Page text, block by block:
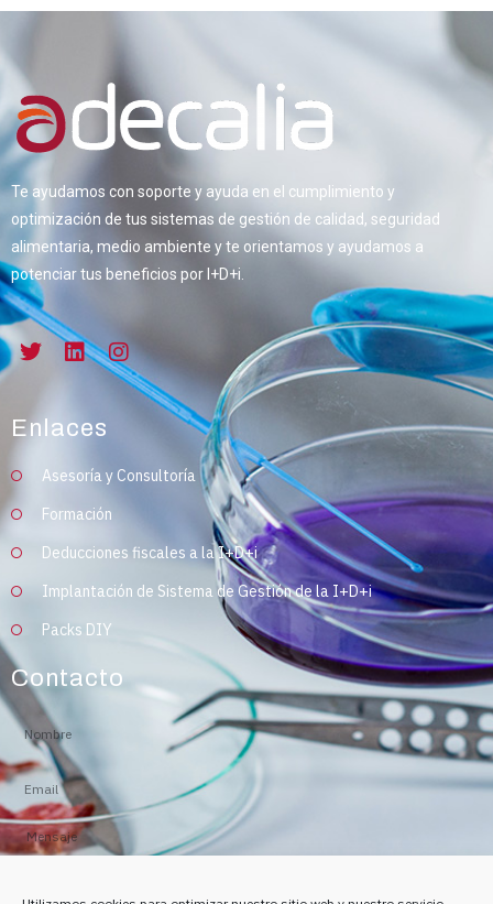
Te ayudamos con soporte y ayuda en el cumplimiento y
optimización de tus sistemas de gestión de calidad, seguridad
alimentaria, medio ambiente y te orientamos y ayudamos a
potenciar tus beneficios por I+D+i.
Enlaces
Asesoría y Consultoría
Formación
Deducciones fiscales a la I+D+i
Implantación de Sistema de Gestión de la I+D+i
Packs DIY
Contacto